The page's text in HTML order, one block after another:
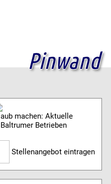
Pinwand
machen: Aktuelle
Betrieben
Stellenangebot eintragen